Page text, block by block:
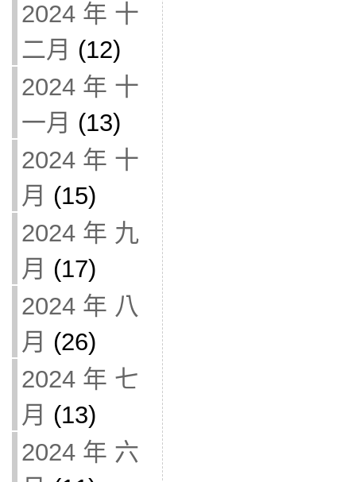
2024 年 十
二月 (12)
2024 年 十
一月 (13)
2024 年 十
月 (15)
2024 年 九
月 (17)
2024 年 八
月 (26)
2024 年 七
月 (13)
2024 年 六